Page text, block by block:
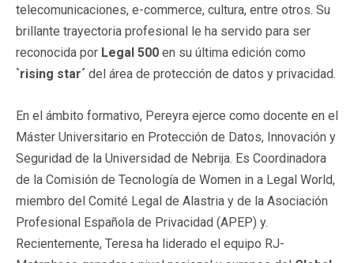
telecomunicaciones, e-commerce, cultura, entre otros. Su
brillante trayectoria profesional le ha servido para ser
reconocida por Legal 500 en su última edición como
`rising star´ del área de protección de datos y privacidad.
En el ámbito formativo, Pereyra ejerce como docente en el
Máster Universitario en Protección de Datos, Innovación y
Seguridad de la Universidad de Nebrija. Es Coordinadora
de la Comisión de Tecnología de Women in a Legal World,
miembro del Comité Legal de Alastria y de la Asociación
Profesional Española de Privacidad (APEP) y.
Recientemente, Teresa ha liderado el equipo RJ-